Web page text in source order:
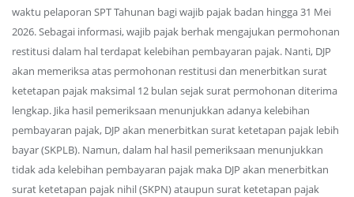
waktu pelaporan SPT Tahunan bagi wajib pajak badan hingga 31 Mei
2026. Sebagai informasi, wajib pajak berhak mengajukan permohonan
restitusi dalam hal terdapat kelebihan pembayaran pajak. Nanti, DJP
akan memeriksa atas permohonan restitusi dan menerbitkan surat
ketetapan pajak maksimal 12 bulan sejak surat permohonan diterima
lengkap. Jika hasil pemeriksaan menunjukkan adanya kelebihan
pembayaran pajak, DJP akan menerbitkan surat ketetapan pajak lebih
bayar (SKPLB). Namun, dalam hal hasil pemeriksaan menunjukkan
tidak ada kelebihan pembayaran pajak maka DJP akan menerbitkan
surat ketetapan pajak nihil (SKPN) ataupun surat ketetapan pajak